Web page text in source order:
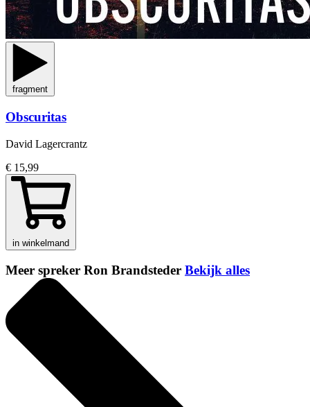
fragment
Obscuritas
David Lagercrantz
€ 15,99
in winkelmand
Meer spreker Ron Brandsteder Bekijk alles